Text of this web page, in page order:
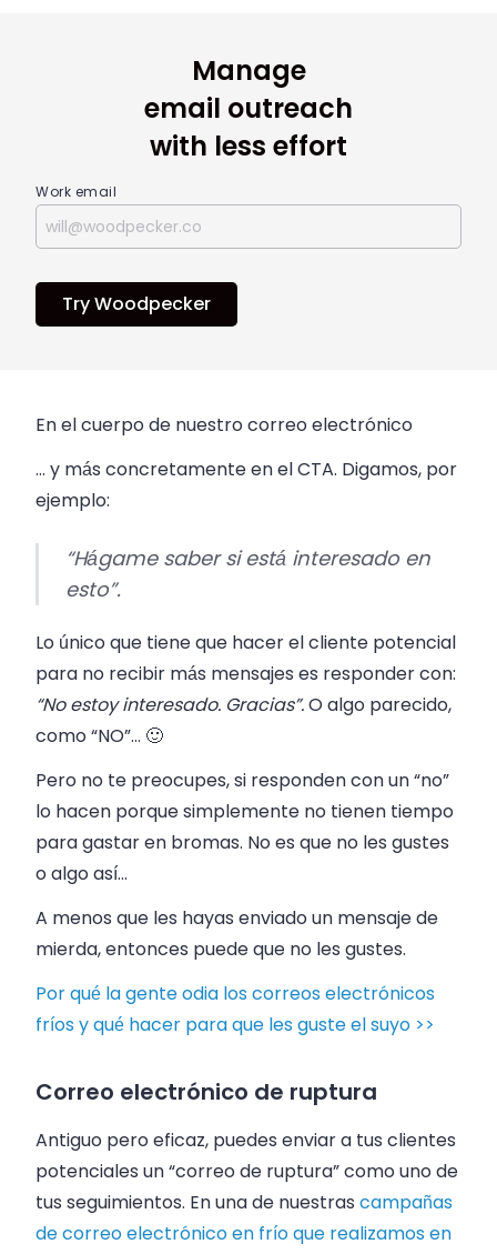
Manage
email outreach
with less effort
Work email
Try Woodpecker
En el cuerpo de nuestro correo electrónico
… y más concretamente en el CTA. Digamos, por
ejemplo:
“Hágame saber si está interesado en
esto”.
Lo único que tiene que hacer el cliente potencial
para no recibir más mensajes es responder con:
“No estoy interesado. Gracias”.O algo parecido,
como “NO”… 🙂
Pero no te preocupes, si responden con un “no”
lo hacen porque simplemente no tienen tiempo
para gastar en bromas. No es que no les gustes
o algo así…
A menos que les hayas enviado un mensaje de
mierda, entonces puede que no les gustes.
Por qué la gente odia los correos electrónicos
fríos y qué hacer para que les guste el suyo >>
Correo electrónico de ruptura
Antiguo pero eficaz, puedes enviar a tus clientes
potenciales un “correo de ruptura” como uno de
tus seguimientos. En una de nuestras campañas
de correo electrónico en frío que realizamos en